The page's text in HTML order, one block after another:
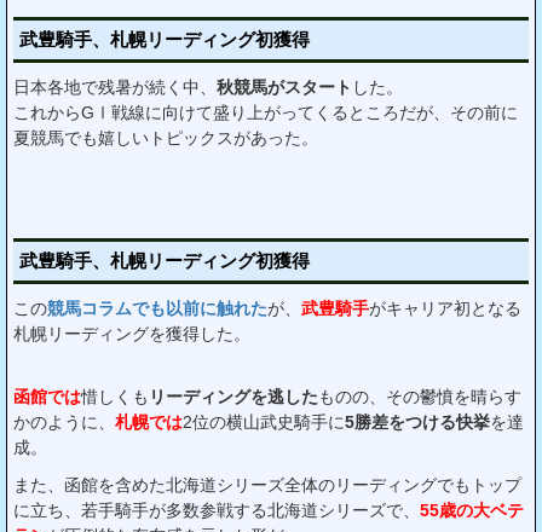
武豊騎手、札幌リーディング初獲得
日本各地で残暑が続く中、 秋競馬がスタート した。
これからGⅠ戦線に向けて盛り上がってくるところだが、その前に
夏競馬でも嬉しいトピックスがあった。
武豊騎手、札幌リーディング初獲得
この競馬コラムでも以前に触れたが、 武豊騎手がキャリア初となる
札幌リーディングを獲得した。
函館では惜しくも リーディングを逃したものの、その鬱憤を晴らす
かのように、 札幌では2位の横山武史騎手に5勝差をつける快挙を達
成。
また、函館を含めた北海道シリーズ全体のリーディングでもトップ
に立ち、若手騎手が多数参戦する北海道シリーズで、 55歳の大ベテ